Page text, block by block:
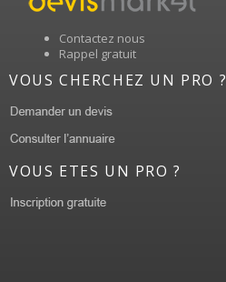
Contactez nous
Rappel gratuit
VOUS CHERCHEZ UN PRO ?
VOUS ETES UN PRO ?